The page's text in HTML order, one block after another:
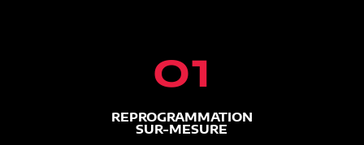
01
REPROGRAMMATION
SUR-MESURE